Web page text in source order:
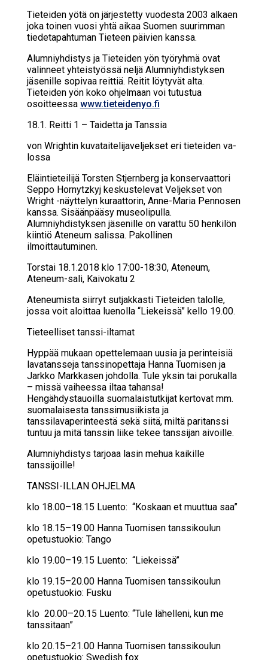
Tieteiden yötä on järjestetty vuodesta 2003 alkaen
joka toinen vuosi yhtä aikaa Suomen suurimman
tiedetapahtuman Tieteen päivien kanssa.
Alumniyhdistys ja Tieteiden yön työryhmä ovat
valinneet yhteistyössä neljä Alumniyhdistyksen
jäsenille sopivaa reittiä. Reitit löytyvät alta.
Tieteiden yön koko ohjelmaan voi tutustua
osoitteessa www.tieteidenyo.fi
18.1. Reit­ti 1 – Tai­det­ta ja Tans­sia
von Wrigh­tin ku­va­tai­te­li­ja­vel­jek­set eri tie­tei­den va­
los­sa
Eläintieteilijä Torsten Stjernberg ja konservaattori
Seppo Hornytzkyj keskustelevat Veljekset von
Wright -näyttelyn kuraattorin, Anne-Maria Pennosen
kanssa. Sisäänpääsy museolipulla.
Alumniyhdistyksen jäsenille on varattu 50 henkilön
kiintiö Ateneum salissa. Pakollinen
ilmoittautuminen.
Torstai 18.1.2018 klo 17:00-18:30, Ateneum,
Ateneum-sali, Kaivokatu 2
Ateneumista siirryt sutjakkasti Tieteiden talolle,
jossa voit aloittaa luenolla “Liekeissä” kello 19.00.
Tie­teel­li­set tans­si-il­ta­mat
Hyppää mukaan opettelemaan uusia ja perinteisiä
lavatansseja tanssinopettaja Hanna Tuomisen ja
Jarkko Markkasen johdolla. Tule yksin tai porukalla
– missä vaiheessa iltaa tahansa!
Hengähdystauoilla suomalaistutkijat kertovat mm.
suomalaisesta tanssimusiikista ja
tanssilavaperinteestä sekä siitä, miltä paritanssi
tuntuu ja mitä tanssin liike tekee tanssijan aivoille.
Alumniyhdistys tarjoaa lasin mehua kaikille
tanssijoille!
TANSSI-ILLAN OHJELMA
klo 18.00–18.15 Luento: “Koskaan et muuttua saa”
klo 18.15–19.00 Hanna Tuomisen tanssikoulun
opetustuokio: Tango
klo 19.00–19.15 Luento: “Liekeissä”
klo 19.15–20.00 Hanna Tuomisen tanssikoulun
opetustuokio: Fusku
klo 20.00–20.15 Luento: “Tule lähelleni, kun me
tanssitaan”
klo 20.15–21.00 Hanna Tuomisen tanssikoulun
opetustuokio: Swedish fox